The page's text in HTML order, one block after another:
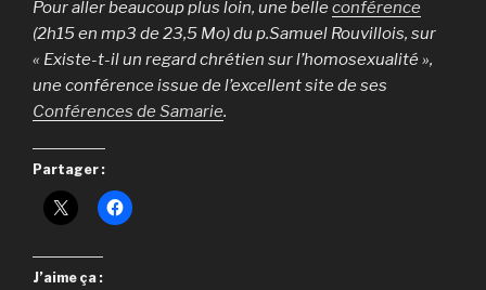
Pour aller beaucoup plus loin, une belle conférence
(2h15 en mp3 de 23,5 Mo) du p.Samuel Rouvillois, sur
« Existe-t-il un regard chrétien sur l’homosexualité »,
une conférence issue de l’excellent site de ses
Conférences de Samarie.
Partager :
J’aime ça :